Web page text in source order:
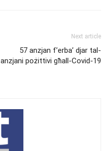
Next article
57 anzjan f’erba’ djar tal-
anzjani pożittivi għall-Covid-19